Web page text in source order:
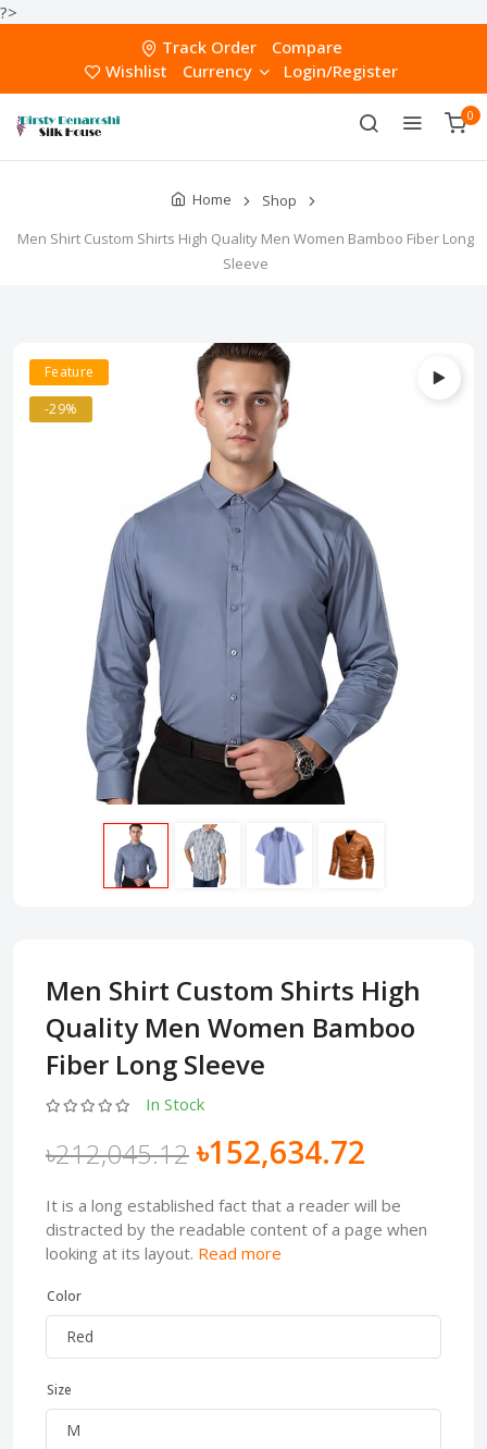
?>
Track Order
Compare
Wishlist
Currency Login/Register
0
Home
Shop
Men Shirt Custom Shirts High Quality Men Women Bamboo Fiber Long
Sleeve
Feature
-29%
Men Shirt Custom Shirts High
Quality Men Women Bamboo
Fiber Long Sleeve
In Stock
৳212,045.12 ৳152,634.72
It is a long established fact that a reader will be
distracted by the readable content of a page when
looking at its layout. Read more
Color
Size